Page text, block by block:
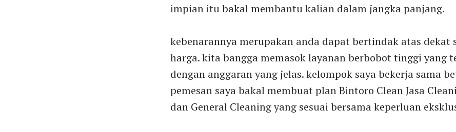
impian itu bakal membantu kalian dalam jangka panjang.
kebenarannya merupakan anda dapat bertindak atas dekat
harga. kita bangga memasok layanan berbobot tinggi yang
dengan anggaran yang jelas. kelompok saya bekerja sama
pemesan saya bakal membuat plan Bintoro Clean Jasa
dan General Cleaning yang sesuai bersama keperluan